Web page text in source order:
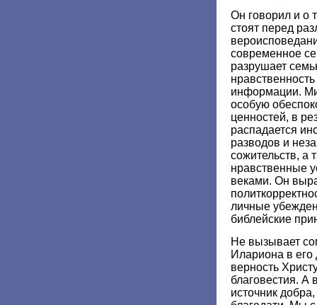
Он говорил и о
стоят перед
современное
разрушает
информации.
особую
ценностей, в
распадается
разводов и
сожительств, а
нравственные
веками. Он
личные
библейские
Не вызывает
Илариона в его
верность
благовестия. А
источник